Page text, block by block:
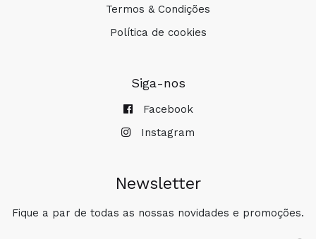
Termos & Condições
Política de cookies
Siga-nos
Facebook
Instagram
Newsletter
Fique a par de todas as nossas novidades e promoções.